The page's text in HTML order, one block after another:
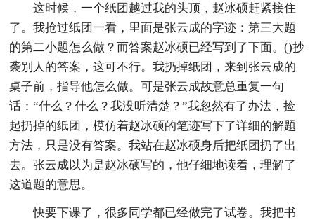
这时候，一个纸团越过我的头顶，赵冰硕赶紧接住
了。我抢过纸团一看，里面是张云成的字迹：第三大题
的第二小题怎么做？而答案赵冰硕已经写到了下面。()抄
袭别人的答案，这可不行。我扔掉纸团，来到张云成的
桌子前，指导他怎么做。可是张云成故意总重复一句
话：“什么？什么？我没听清楚？”我忽然有了办法，捡
起扔掉的纸团，模仿着赵冰硕的笔迹写下了详细的解题
方法，只是没有答案。我站在赵冰硕身后把纸团扔了出
去。张云成以为是赵冰硕写的，他仔细地读着，理解了
这道题的意思。
快要下课了，很多同学都已经做完了试卷。我把书